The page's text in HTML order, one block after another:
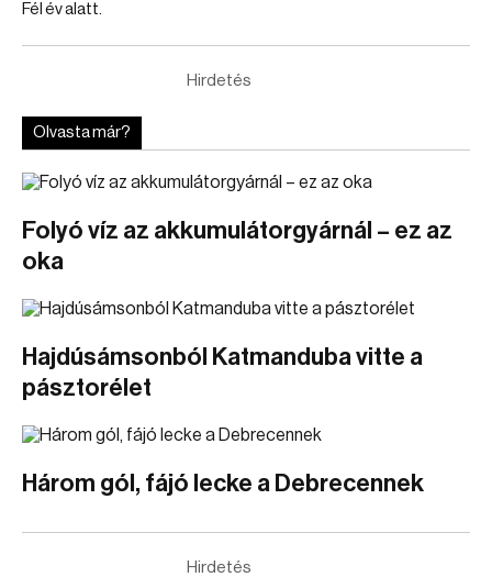
Fél év alatt.
Hirdetés
Olvasta már?
Folyó víz az akkumulátorgyárnál – ez az
oka
Hajdúsámsonból Katmanduba vitte a
pásztorélet
Három gól, fájó lecke a Debrecennek
Hirdetés